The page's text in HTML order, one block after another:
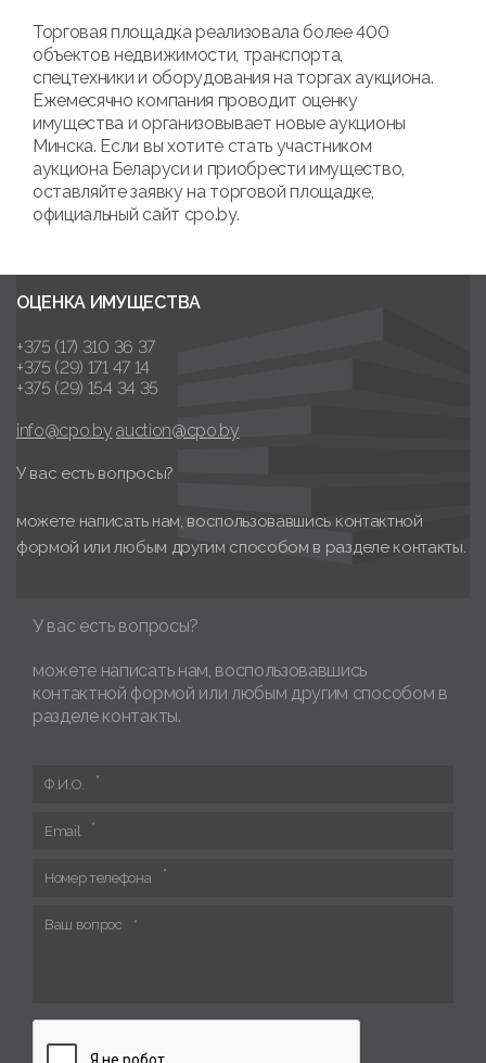
Торговая площадка реализовала более 400
объектов недвижимости, транспорта,
спецтехники и оборудования на торгах аукциона.
Ежемесячно компания проводит оценку
имущества и организовывает новые аукционы
Минска. Если вы хотите стать участником
аукциона Беларуси и приобрести имущество,
оставляйте заявку на торговой площадке,
официальный сайт cpo.by.
ОЦЕНКА ИМУЩЕСТВА
+375 (17) 310 36 37
+375 (29) 171 47 14
+375 (29) 154 34 35
info@cpo.by auction@cpo.by
У вас есть вопросы?
можете написать нам, воспользовавшись контактной
формой или любым другим способом в разделе контакты.
У вас есть вопросы?
можете написать нам, воспользовавшись
контактной формой или любым другим способом в
разделе контакты.
Ф.И.О.
Email
Номер телефона
Ваш вопрос